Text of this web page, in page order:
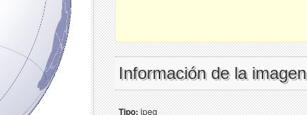
Información de la imagen
Tipo:jpeg